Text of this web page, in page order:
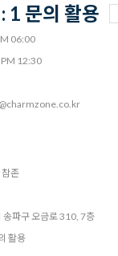
1 문의 활용
06:00
12:30
존
송파구 오금로 310, 7층
활용